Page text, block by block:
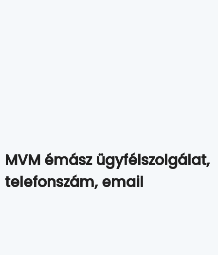
MVM émász ügyfélszolgálat,
telefonszám, email